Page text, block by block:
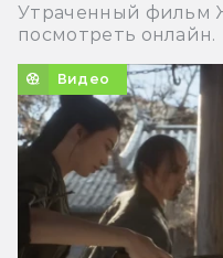
Утраченный фильм
посмотреть онлайн.
Видео